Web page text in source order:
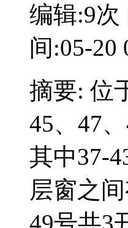
编辑:9次
间:05-20
摘要: 位
45、47
其中37-
层窗之
49号共3